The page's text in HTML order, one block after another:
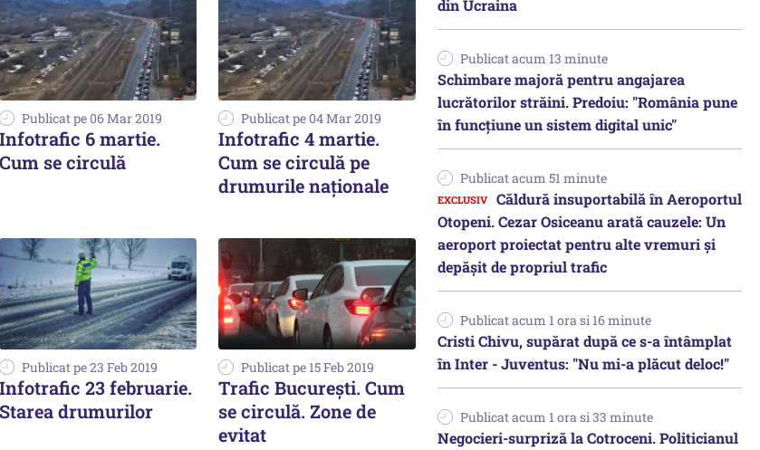
Publicat pe 06 Mar 2019
Infotrafic 6 martie.
Cum se circulă
Publicat pe 04 Mar 2019
Infotrafic 4 martie.
Cum se circulă pe
drumurile naţionale
Publicat pe 23 Feb 2019
Infotrafic 23 februarie.
Starea drumurilor
Publicat pe 15 Feb 2019
Trafic Bucureşti. Cum
se circulă. Zone de
evitat
din Ucraina
Publicat acum 13 minute
Schimbare majoră pentru angajarea
lucrătorilor străini. Predoiu: "România pune
în funcțiune un sistem digital unic"
Publicat acum 51 minute
Căldură insuportabilă în Aeroportul
Otopeni. Cezar Osiceanu arată cauzele: Un
aeroport proiectat pentru alte vremuri și
depășit de propriul trafic
Publicat acum 1 ora si 16 minute
Cristi Chivu, supărat după ce s-a întâmplat
în Inter - Juventus: "Nu mi-a plăcut deloc!"
Publicat acum 1 ora si 33 minute
Negocieri-surpriză la Cotroceni. Politicianul